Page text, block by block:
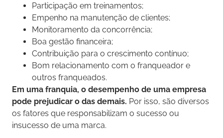
Participação em treinamentos;
Empenho na manutenção de clientes;
Monitoramento da concorrência;
Boa gestão financeira;
Contribuição para o crescimento contínuo;
Bom relacionamento com o franqueador e
outros franqueados.
Em uma franquia, o desempenho de uma empresa
pode prejudicar o das demais. Por isso, são diversos
os fatores que responsabilizam o sucesso ou
insucesso de uma marca.